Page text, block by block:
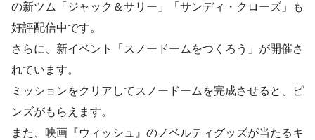
の新ツム「ジャック＆サリー」「サンディ・クローズ」も
好評配信中です。
さらに、新イベント「スノードームをつくろう」が開催さ
れています。
ミッションをクリアしてスノードームを完成させると、ピ
ンズがもらえます。
また、映画『ウィッシュ』のノベルティグッズが当たるキ